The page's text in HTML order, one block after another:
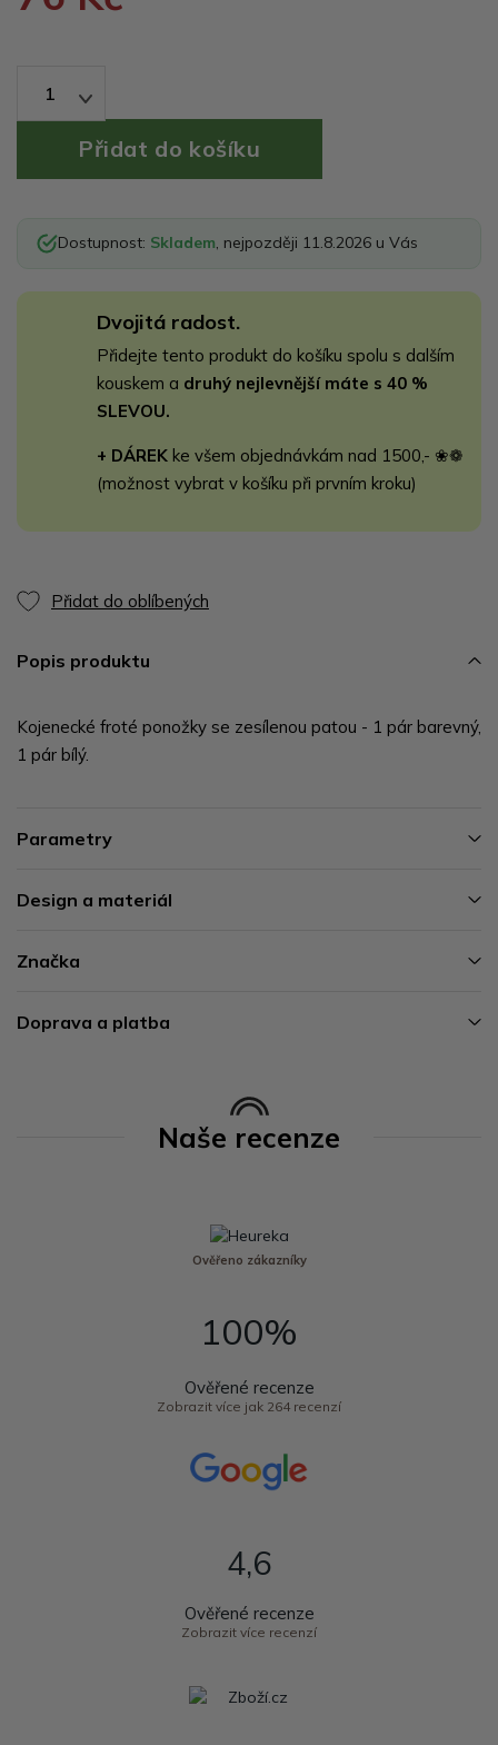
1
Dostupnost: Skladem, nejpozději 11.8.2026 u Vás
Dvojitá radost.
Přidejte tento produkt do košíku spolu s dalším
kouskem a druhý nejlevnější máte s 40 %
SLEVOU.
+ DÁREK ke všem objednávkám nad 1500,- ❀❁
(možnost vybrat v košíku při prvním kroku)
Přidat do oblíbených
Popis produktu
Kojenecké froté ponožky se zesílenou patou - 1 pár barevný,
1 pár bílý.
Parametry
Design a materiál
Značka
Doprava a platba
Naše recenze
Ověřeno zákazníky
100%
Ověřené recenze
Zobrazit více jak 264 recenzí
4,6
Ověřené recenze
Zobrazit více recenzí